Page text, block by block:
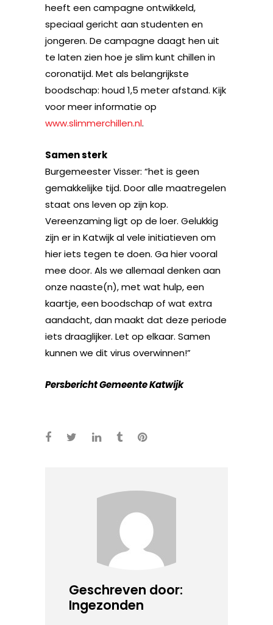
heeft een campagne ontwikkeld,
speciaal gericht aan studenten en
jongeren. De campagne daagt hen uit
te laten zien hoe je slim kunt chillen in
coronatijd. Met als belangrijkste
boodschap: houd 1,5 meter afstand. Kijk
voor meer informatie op
www.slimmerchillen.nl.
Samen sterk
Burgemeester Visser: “het is geen
gemakkelijke tijd. Door alle maatregelen
staat ons leven op zijn kop.
Vereenzaming ligt op de loer. Gelukkig
zijn er in Katwijk al vele initiatieven om
hier iets tegen te doen. Ga hier vooral
mee door. Als we allemaal denken aan
onze naaste(n), met wat hulp, een
kaartje, een boodschap of wat extra
aandacht, dan maakt dat deze periode
iets draaglijker. Let op elkaar. Samen
kunnen we dit virus overwinnen!”
Persbericht Gemeente Katwijk
Geschreven door:
Ingezonden